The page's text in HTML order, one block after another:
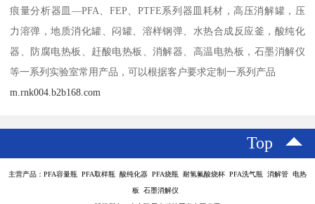
痕量分析器皿—PFA、FEP、PTFE系列器皿耗材，高压消解罐，压
力溶弹，地质消化罐、闷罐、溶样钢弹、水热合成反应釜，酸纯化
器、防腐电热板、赶酸电热板、消解器、高温电热板，石墨消解仪
等一系列实验室常用产品，可以根据客户要求定制一系列产品
m.rnk004.b2b168.com
Top
主营产品：PFA容量瓶 PFA取样瓶 酸纯化器 PFA烧瓶 耐氢氟酸烧杯 PFA洗气瓶 消解管 电热
板 石墨消解仪